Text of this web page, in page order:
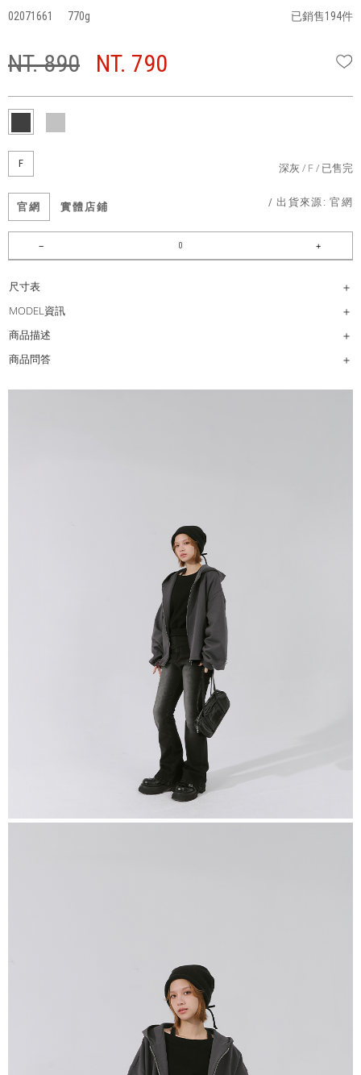
02071661 770 已銷售194件
NT. 890 NT. 790
F 深灰 F 已售完
官網 實體店鋪 / 出貨來源:官網
尺寸表
MODEL資訊
商品描述
商品問答